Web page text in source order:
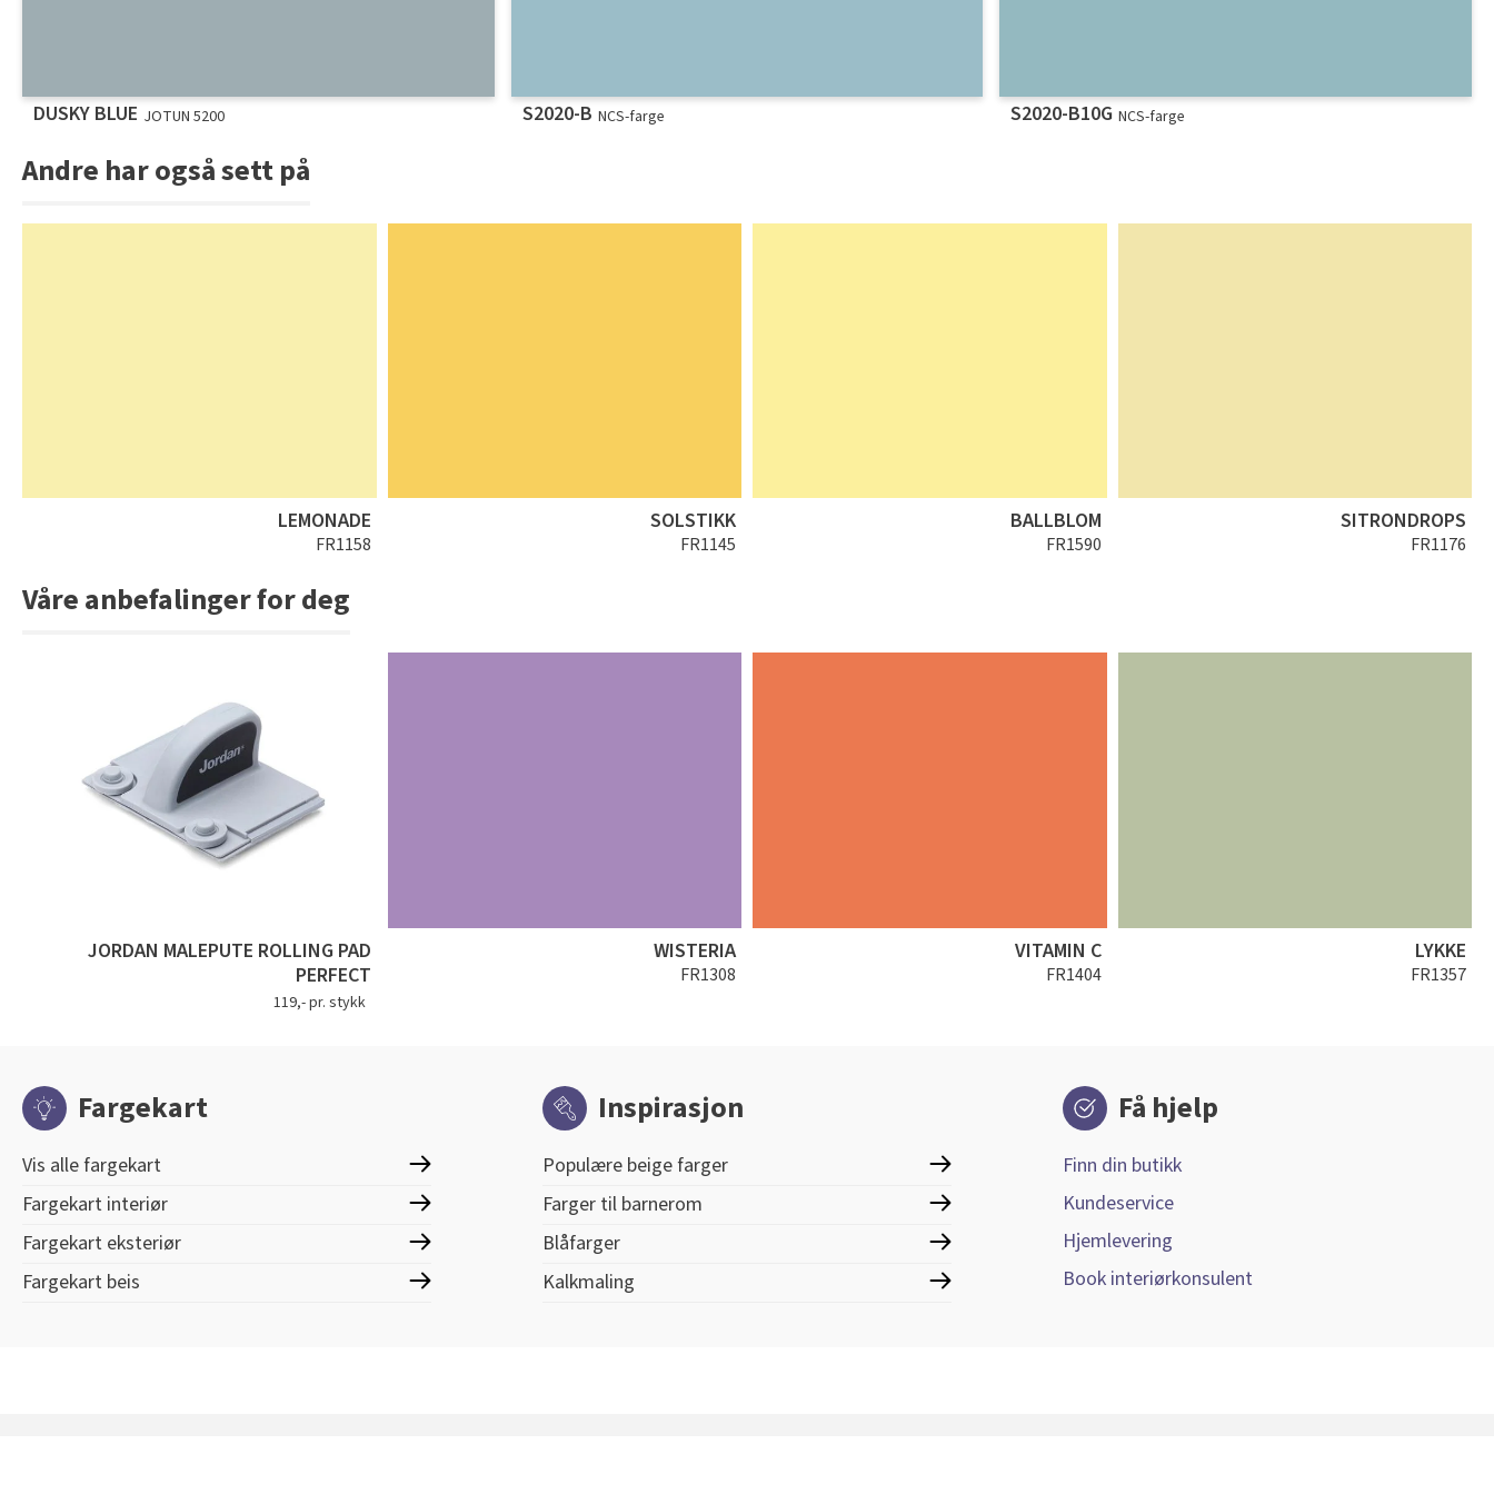
DUSKY BLUE JOTUN 5200 S2020-B NCS-farge S2020-B10G NCS-farge
Andre har også sett på
LEMONADE
FR1158
SOLSTIKK
FR1145
BALLBLOM
FR1590
SITRONDROPS
FR1176
Våre anbefalinger for deg
JORDAN MALEPUTE ROLLING PAD
PERFECT
119,- pr. stykk
WISTERIA
FR1308
VITAMIN C
FR1404
LYKKE
FR1357
Fargekart
Vis alle fargekart
Fargekart interiør
Fargekart eksteriør
Fargekart beis
Inspirasjon
Populære beige farger
Farger til barnerom
Blåfarger
Kalkmaling
Få hjelp
Finn din butikk
Kundeservice
Hjemlevering
Book interiørkonsulent